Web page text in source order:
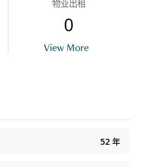
物业出租
0
View More
52 年